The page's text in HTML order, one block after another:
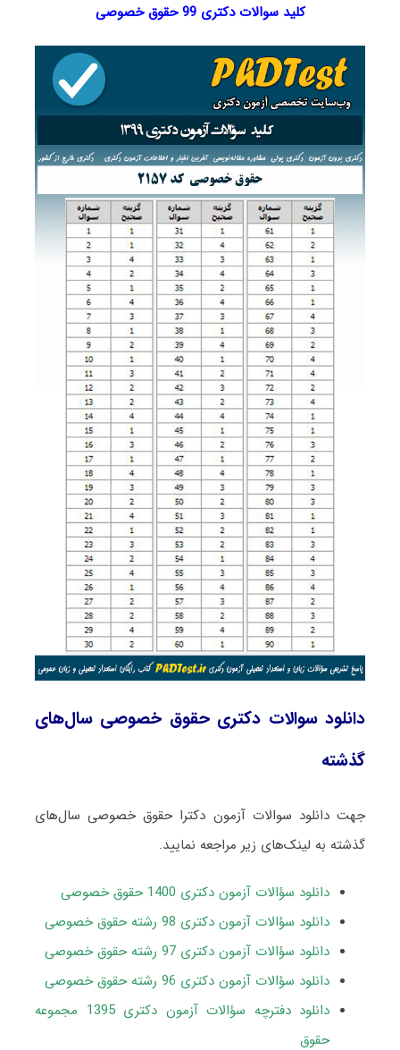
کلید سوالات دکتری 99 حقوق خصوصی
دانلود سوالات دکتری حقوق خصوصی سال‌های
گذشته
جهت دانلود سوالات آزمون دکترا حقوق خصوصی سال‌های
گذشته به لینک‌های زیر مراجعه نمایید.
دانلود سؤالات آزمون دکتری 1400 حقوق خصوصی
دانلود سؤالات آزمون دکتری 98 رشته حقوق خصوصی
دانلود سؤالات آزمون دکتری 97 رشته حقوق خصوصی
دانلود سؤالات آزمون دکتری 96 رشته حقوق خصوصی
دانلود دفترچه سؤالات آزمون دکتری 1395 مجموعه
حقوق